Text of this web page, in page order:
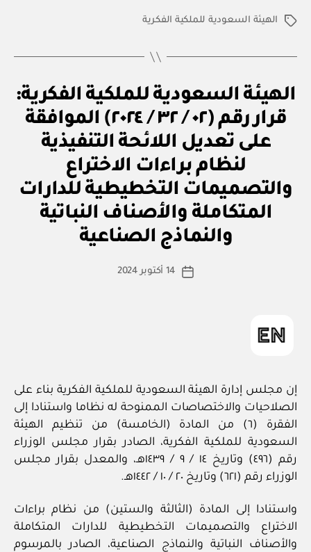
الوسومالهيئة السعودية للملكية الفكرية
التصنيفات
الهيئة السعودية للملكية الفكرية:
قرار رقم (٠٢ / ٣٢ / ٢٠٢٤) الموافقة
على تعديل اللائحة التنفيذية
لنظام براءات الاختراع
والتصميمات التخطيطية للدارات
المتكاملة والأصناف النباتية
والنماذج الصناعية
كاتب
بو
س
ة
تاريخ
14 أكتوبر 2024
إن مجلس إدارة الهيئة السعودية للملكية الفكرية بناء على
الصلاحيات والاختصاصات الممنوحة له نظاما واستنادا إلى
الفقرة (٦) من المادة (الخامسة) من تنظيم الهيئة
السعودية للملكية الفكرية، الصادر بقرار مجلس الوزراء
رقم (٤٩٦) وتاريخ ١٤ / ‏٩‏ / ١٤٣٩هـ، والمعدل بقرار مجلس
الوزراء رقم (٦٢١) وتاريخ ٢٠ / ‏١٠‏ / ١٤٤٢هـ.
واستنادا إلى المادة (الثالثة والستين) من نظام براءات
الاختراع والتصميمات التخطيطية للدارات المتكاملة
والأصناف النباتية والنماذج الصناعية، الصادر بالمرسوم